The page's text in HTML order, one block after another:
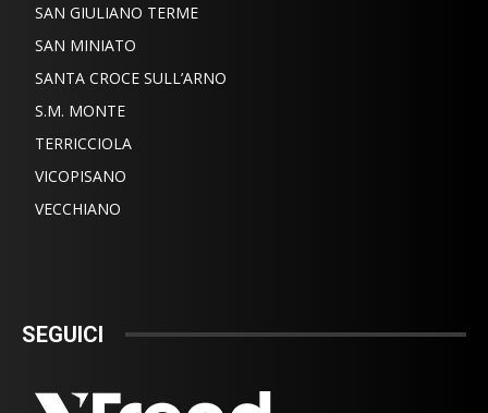
SAN GIULIANO TERME
SAN MINIATO
SANTA CROCE SULL’ARNO
S.M. MONTE
TERRICCIOLA
VICOPISANO
VECCHIANO
SEGUICI